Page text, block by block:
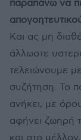
παραπάνω να
Και ας μη
άλλωστε
τελειώνουμε
συζήτηση. Το
ανήκει, με
αφήνει ζωηρή